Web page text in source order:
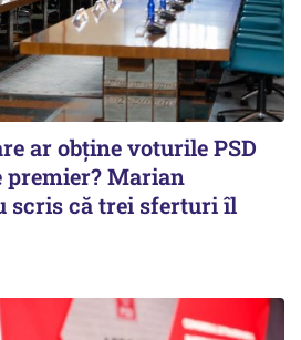
ar obține voturile PSD
Marian
scris că trei sferturi îl